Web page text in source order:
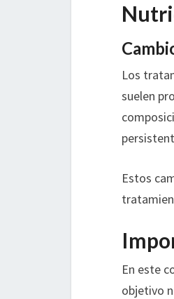
Los
suelen
Estos
En este
objetivo